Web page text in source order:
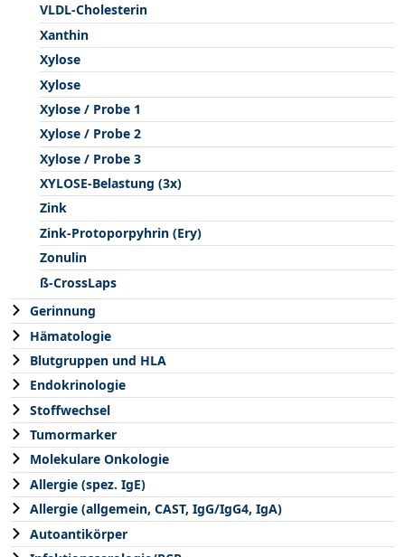
VLDL-Cholesterin
Xanthin
Xylose
Xylose
Xylose / Probe 1
Xylose / Probe 2
Xylose / Probe 3
XYLOSE-Belastung (3x)
Zink
Zink-Protoporpyhrin (Ery)
Zonulin
ß-CrossLaps
Gerinnung
Hämatologie
Blutgruppen und HLA
Endokrinologie
Stoffwechsel
Tumormarker
Molekulare Onkologie
Allergie (spez. IgE)
Allergie (allgemein, CAST, IgG/IgG4, IgA)
Autoantikörper